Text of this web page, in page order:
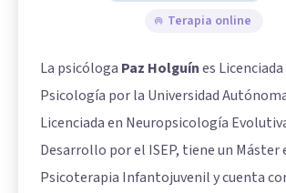
Terapia online
La psicóloga Paz Holguínes Licenciada
Psicología por la Universidad
Licenciada en Neuropsicología
Desarrollo por el ISEP, tiene un Máster
Psicoterapia Infantojuvenil y cuenta